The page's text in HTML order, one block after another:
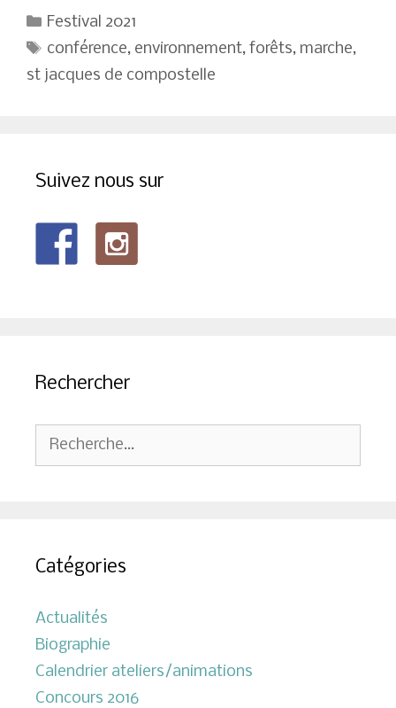
Catégories
Festival 2021
Étiquettes
conférence, environnement,forêts, marche,
st jacques de compostelle
Suivez nous sur
Rechercher
Rechercher :
Catégories
Actualités
Biographie
Calendrier ateliers/animations
Concours 2016